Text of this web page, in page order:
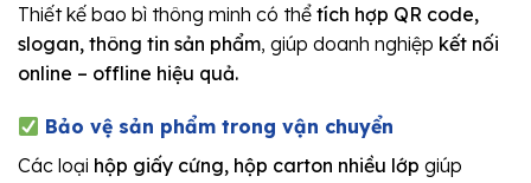
Thiết kế bao bì thông minh có thể tích hợp QR code,
slogan, thông tin sản phẩm, giúp doanh nghiệp kết nối
online – offline hiệu quả.
Bảo vệ sản phẩm trong vận chuyển
Các loại hộp giấy cứng, hộp carton nhiều lớp giúp